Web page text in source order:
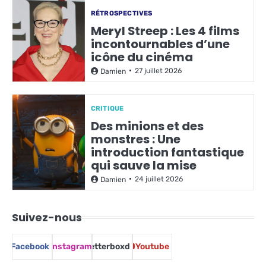
RÉTROSPECTIVES
Meryl Streep : Les 4 films
incontournables d’une
icône du cinéma
Damien 27 juillet 2026
CRITIQUE
Des minions et des
monstres : Une
introduction fantastique
qui sauve la mise
Damien 24 juillet 2026
Suivez-nous
Facebook InstagramLetterboxd Youtube